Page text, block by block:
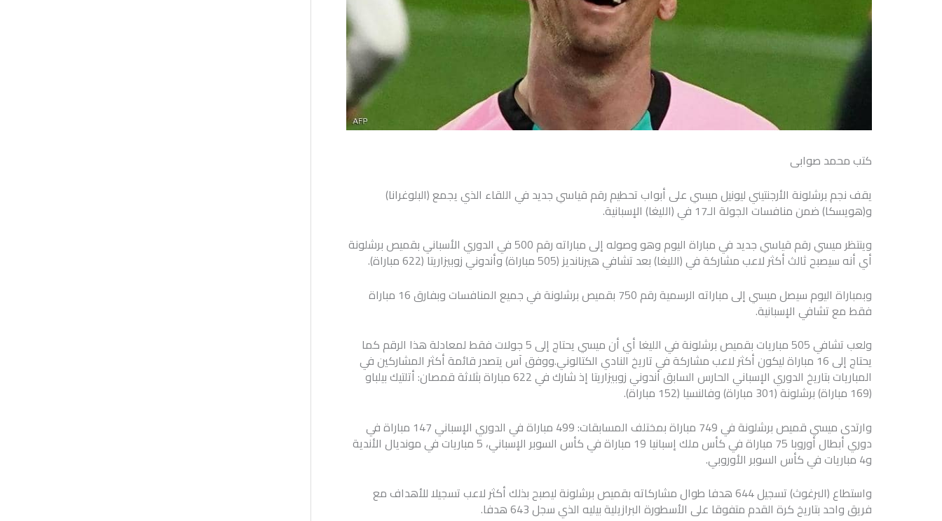
كتب محمد صوابى
يقف نجم برشلونة الأرجنتيني ليونيل ميسي على أبواب تحطيم رقم قياسي جديد في اللقاء الذي يجمع (البلوغرانا)
و(هويسكا) ضمن منافسات الجولة الـ17 في (الليغا) الإسبانية.
وينتظر ميسي رقم قياسي جديد في مباراة اليوم وهو وصوله إلى مباراته رقم 500 في الدوري الأسباني بقميص برشلونة
أي أنه سيصبح ثالث أكثر لاعب مشاركة في (الليغا) بعد تشافي هيرنانديز (505 مباراة) وأندوني زوبيزاريتا (622 مباراة).
وبمباراة اليوم سيصل ميسي إلى مباراته الرسمية رقم 750 بقميص برشلونة في جميع المنافسات وبفارق 16 مباراة
فقط مع تشافي الإسبانية.
ولعب تشافي 505 مباريات بقميص برشلونة في الليغا أي أن ميسي يحتاج إلى 5 جولات فقط لمعادلة هذا الرقم كما
يحتاج إلى 16 مباراة ليكون أكثر لاعب مشاركة في تاريخ النادي الكتالوني.ووفق آس يتصدر قائمة أكثر المشاركين في
المباريات بتاريخ الدوري الإسباني الحارس السابق أندوني زوبيزاريتا إذ شارك في 622 مباراة بثلاثة قمصان: أتلتيك بيلباو
(169 مباراة) برشلونة (301 مباراة) وفالنسيا (152 مباراة).
وارتدى ميسي قميص برشلونة في 749 مباراة بمختلف المسابقات: 499 مباراة في الدوري الإسباني 147 مباراة في
دوري أبطال أوروبا 75 مباراة في كأس ملك إسبانيا 19 مباراة في كأس السوبر الإسباني، 5 مباريات في مونديال الأندية
و4 مباريات في كأس السوبر الأوروبي.
واستطاع (البرغوث) تسجيل 644 هدفا طوال مشاركاته بقميص برشلونة ليصبح بذلك أكثر لاعب تسجيلا للأهداف مع
فريق واحد بتاريخ كرة القدم متفوقا على الأسطورة البرازيلية بيليه الذي سجل 643 هدفا.